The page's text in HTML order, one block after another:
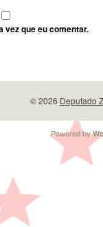
vez que eu comentar.
© 2026 Deputado
Powered by